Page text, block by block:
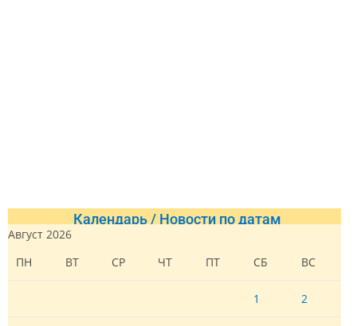
Календарь / Новости по датам
Август 2026
ПН
ВТ СР ЧТ ПТ СБ ВС
1 2